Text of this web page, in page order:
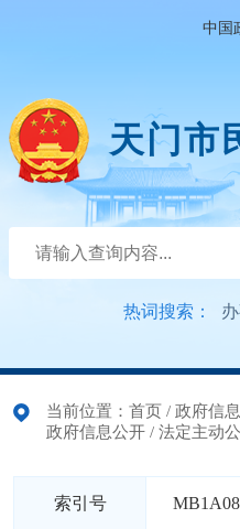
中国
天门市
热词搜索：
当前位置： 首页 / 政府信
政府信息公开 / 法定主动
索引号